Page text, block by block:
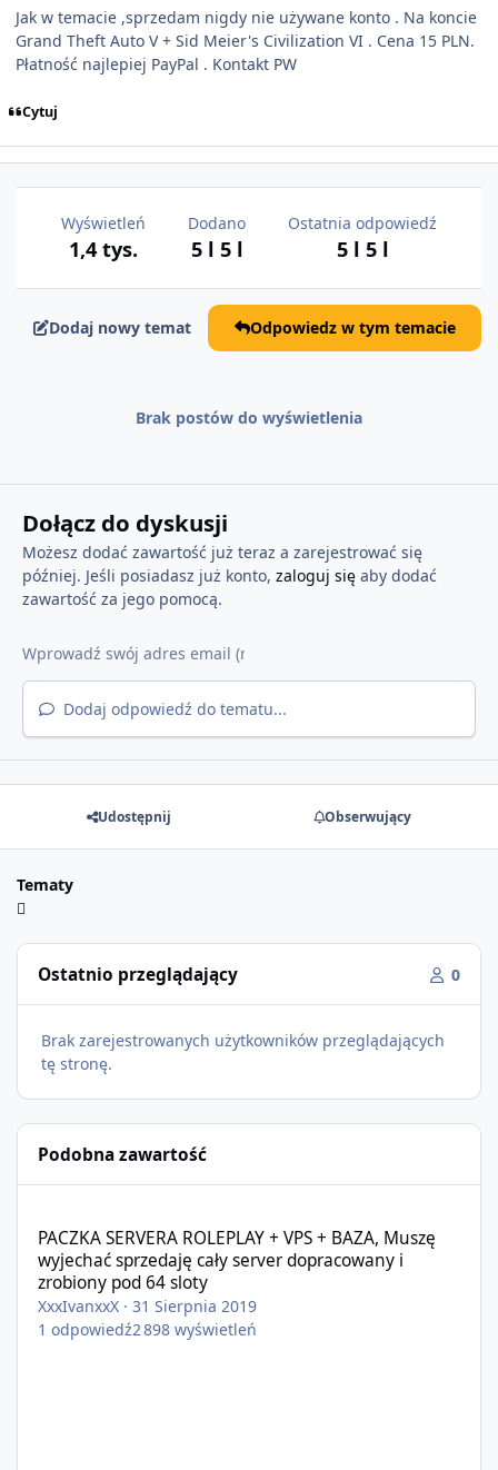
Jak w temacie ,sprzedam nigdy nie używane konto . Na koncie
Grand Theft Auto V + Sid Meier's Civilization VI . Cena 15 PLN.
Płatność najlepiej PayPal . Kontakt PW
Cytuj
Wyświetleń
1,4 tys.
Dodano
5 l 5 l
Ostatnia odpowiedź
5 l 5 l
Dodaj nowy temat Odpowiedz w tym temacie
Brak postów do wyświetlenia
Dołącz do dyskusji
Możesz dodać zawartość już teraz a zarejestrować się
później. Jeśli posiadasz już konto, zaloguj sięaby dodać
zawartość za jego pomocą.
Dodaj odpowiedź do tematu...
Udostępnij Obserwujący
Tematy
Ostatnio przeglądający 0
Brak zarejestrowanych użytkowników przeglądających
tę stronę.
Podobna zawartość
PACZKA SERVERA ROLEPLAY + VPS + BAZA, Muszę
wyjechać sprzedaję cały server dopracowany i
zrobiony pod 64 sloty
XxxIvanxxX ·31 Sierpnia 2019
1 odpowiedź2 898 wyświetleń